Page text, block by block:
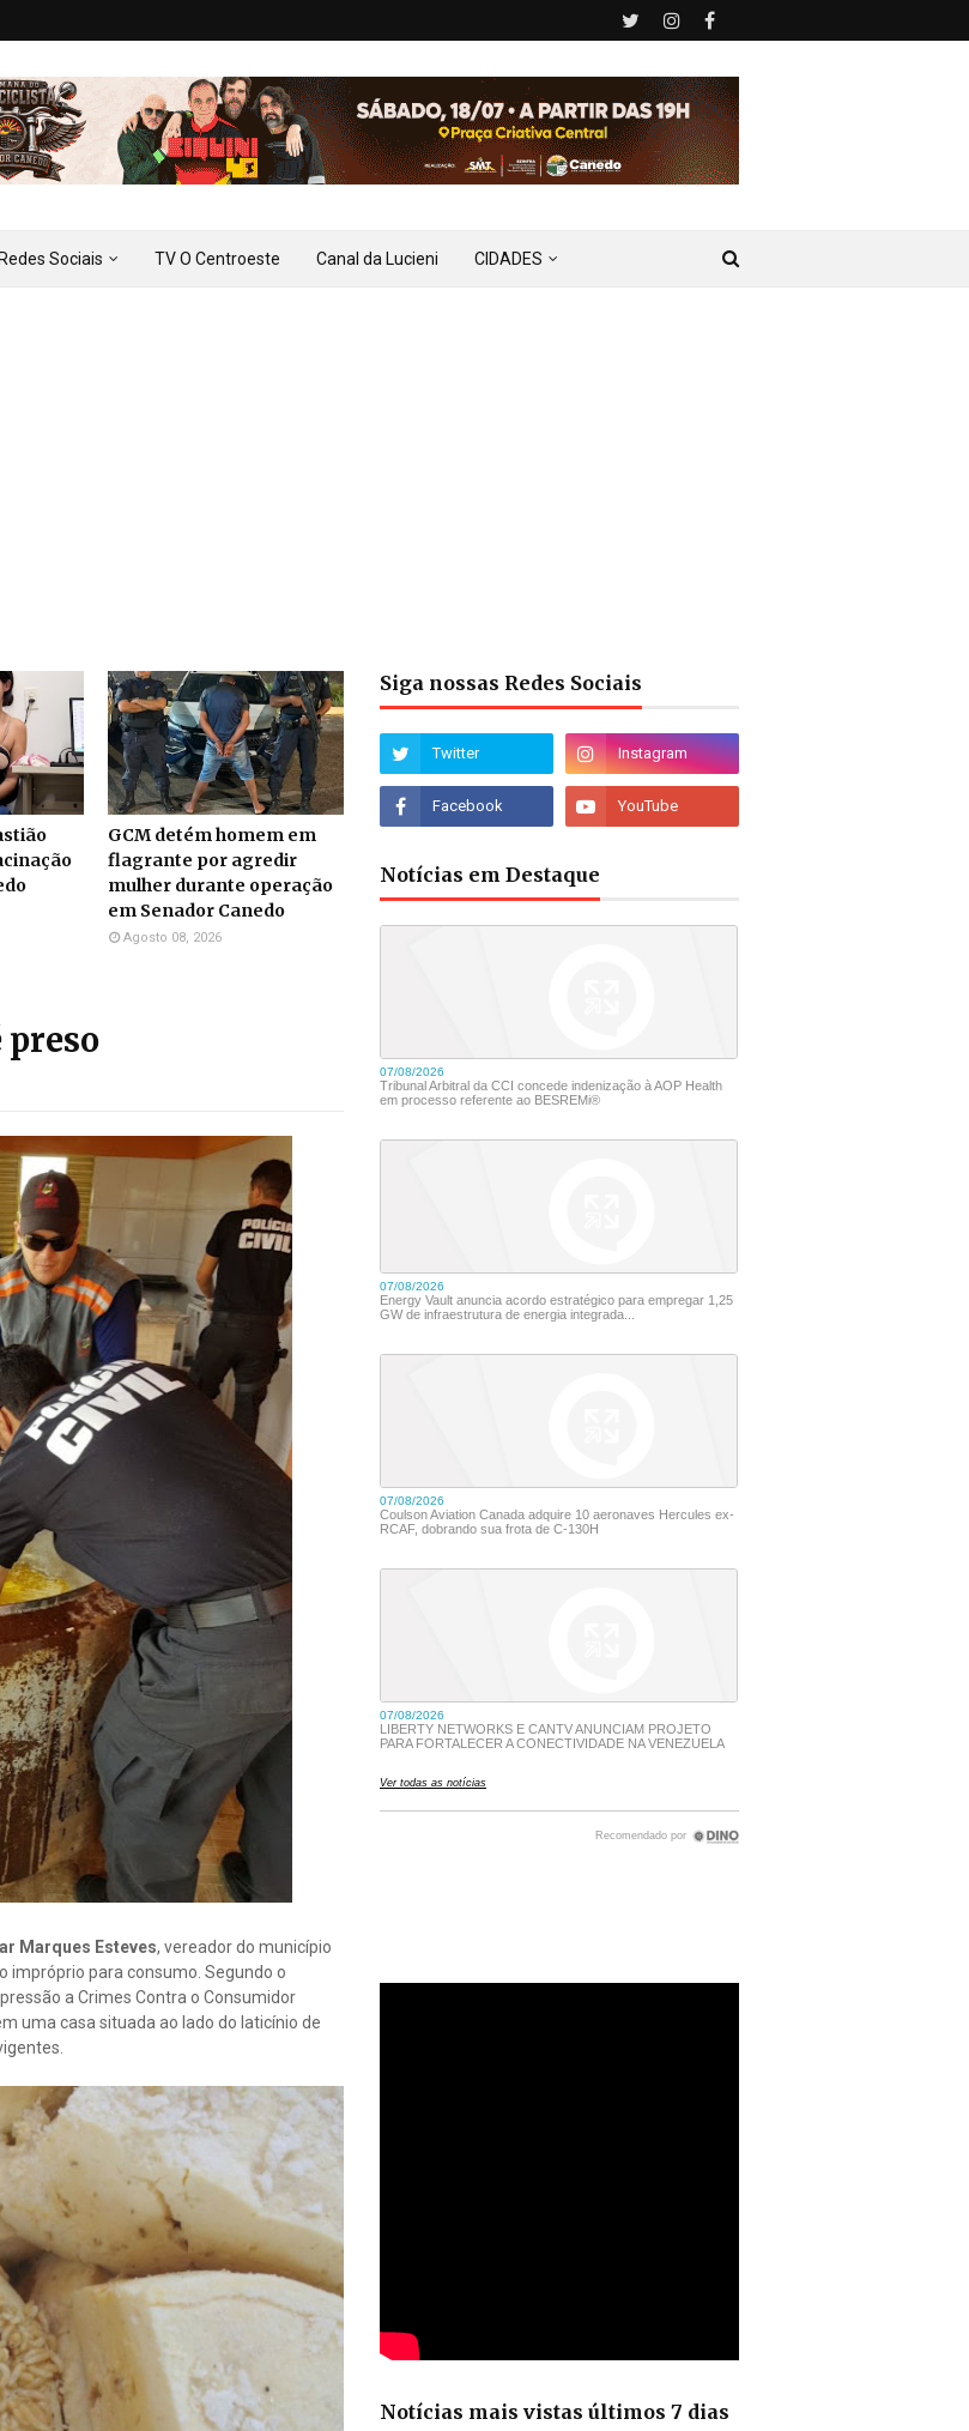
Redes Sociais TV O Centroeste Canal da Lucieni CIDADES
GCM detém homem em
flagrante por agredir
mulher durante operação
em Senador Canedo
Agosto 08, 2026
preso
Marques Esteves, vereador do município
impróprio para consumo. Segundo o
a Crimes Contra o Consumidor
uma casa situada ao lado do laticínio de
Siga nossas Redes Sociais
Notícias em Destaque
Notícias mais vistas últimos 7 dias